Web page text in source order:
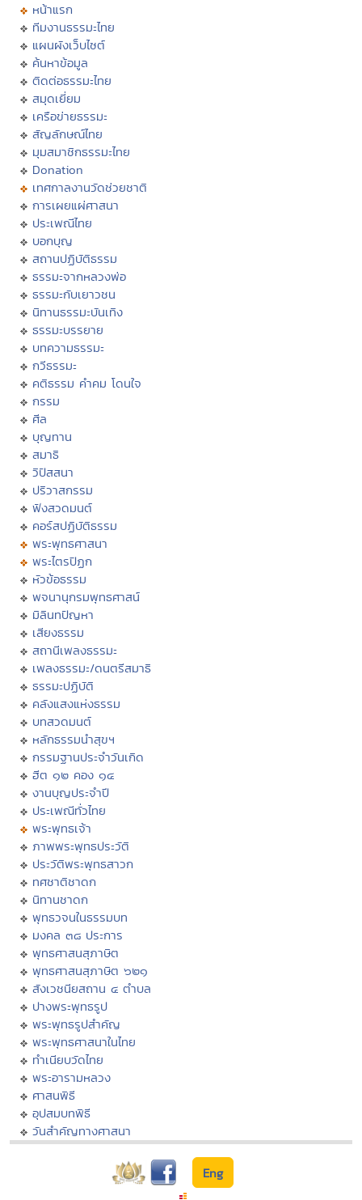
หน้าแรก
ทีมงานธรรมะไทย
แผนผังเว็บไซต์
ค้นหาข้อมูล
ติดต่อธรรมะไทย
สมุดเยี่ยม
เครือข่ายธรรมะ
สัญลักษณ์ไทย
มุมสมาชิกธรรมะไทย
Donation
เทศกาลงานวัดช่วยชาติ
การเผยแผ่ศาสนา
ประเพณีไทย
บอกบุญ
สถานปฏิบัติธรรม
ธรรมะจากหลวงพ่อ
ธรรมะกับเยาวชน
นิทานธรรมะบันเทิง
ธรรมะบรรยาย
บทความธรรมะ
กวีธรรมะ
คติธรรม คำคม โดนใจ
กรรม
ศีล
บุญทาน
สมาธิ
วิปัสสนา
ปริวาสกรรม
ฟังสวดมนต์
คอร์สปฏิบัติธรรม
พระพุทธศาสนา
พระไตรปิฏก
หัวข้อธรรม
พจนานุกรมพุทธศาสน์
มิลินทปัญหา
เสียงธรรม
สถานีเพลงธรรมะ
เพลงธรรมะ/ดนตรีสมาธิ
ธรรมะปฏิบัติ
คลังแสงแห่งธรรม
บทสวดมนต์
หลักธรรมนำสุขฯ
กรรมฐานประจำวันเกิด
ฮีต ๑๒ คอง ๑๔
งานบุญประจำปี
ประเพณีทั่วไทย
พระพุทธเจ้า
ภาพพระพุทธประวัติ
ประวัติพระพุทธสาวก
ทศชาติชาดก
นิทานชาดก
พุทธวจนในธรรมบท
มงคล ๓๘ ประการ
พุทธศาสนสุภาษิต
พุทธศาสนสุภาษิต ๖๒๑
สังเวชนียสถาน ๔ ตำบล
ปางพระพุทธรูป
พระพุทธรูปสำคัญ
พระพุทธศาสนาในไทย
ทำเนียบวัดไทย
พระอารามหลวง
ศาสนพิธี
อุปสมบทพิธี
วันสำคัญทางศาสนา
Eng